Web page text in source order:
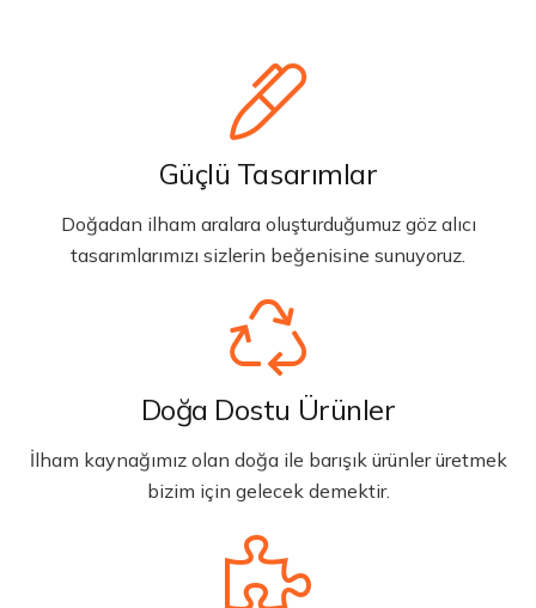
Güçlü Tasarımlar
Doğadan ilham aralara oluşturduğumuz göz alıcı
tasarımlarımızı sizlerin beğenisine sunuyoruz.
Doğa Dostu Ürünler
İlham kaynağımız olan doğa ile barışık ürünler üretmek
bizim için gelecek demektir.